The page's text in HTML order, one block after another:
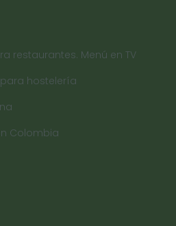
restaurantes. Menú en TV
hostelería
Colombia